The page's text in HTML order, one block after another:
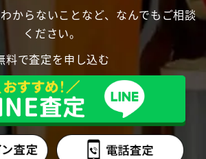
からないことなど、なんでもご相談
ください。
料で査定を申し込む